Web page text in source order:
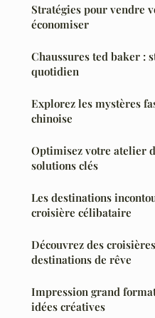
Stratégies pour vendre
économiser
Chaussures ted baker :
quotidien
Explorez les mystères
chinoise
Optimisez votre atelier
solutions clés
Les destinations
croisière célibataire
Découvrez des
destinations de rêve
Impression grand
idées créatives